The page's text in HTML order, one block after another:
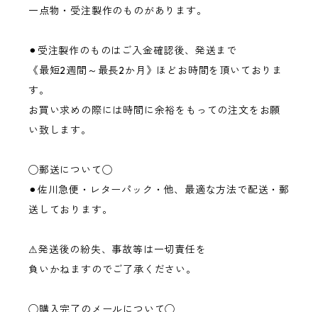
一点物・受注製作のものがあります。
⚫︎受注製作のものはご入金確認後、発送まで
《最短2週間～最長2か月》ほどお時間を頂いておりま
す。
お買い求めの際には時間に余裕をもっての注文をお願
い致します。
◯郵送について◯
⚫︎佐川急便・レターパック・他、最適な方法で配送・郵
送しております。
⚠︎発送後の紛失、事故等は一切責任を
負いかねますのでご了承ください。
◯購入完了のメールについて◯